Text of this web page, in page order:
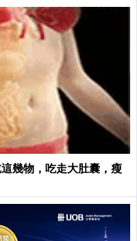
幾物，吃走大肚囊，瘦